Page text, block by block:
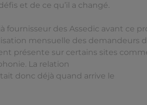
et de ce qu’il a changé.
fournisseur des Assedic avant ce
mensuelle des demandeurs
présente sur certains sites
La relation
donc déjà quand arrive le